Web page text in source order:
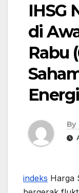
IHSG
di
Rabu
Energi
By
indeks Harga